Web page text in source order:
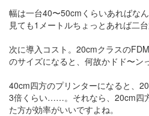
幅は一台40〜50cmくらいあればな
見ても1メートルちょっとあれば二
次に導入コスト。20cmクラスの
のサイズになると、何故かドド〜ン
40cm四方のプリンターになると、
3倍くらい……。それなら、20cm四
た方が効率がいいですよね。